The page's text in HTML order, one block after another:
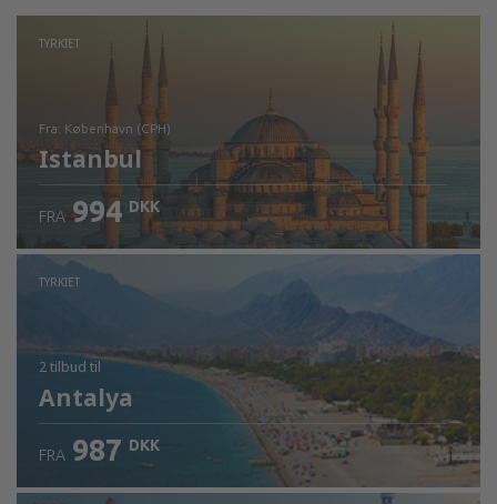
TYRKIET
fra: København (CPH)
Istanbul
Kontrollér oplysninger
FRA 994 DKK
TYRKIET
2 tilbud til
Antalya
FRA 987 DKK